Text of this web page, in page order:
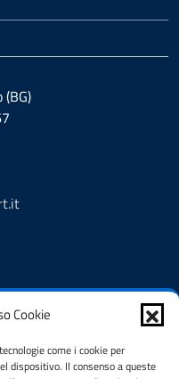
Cookie
come i cookie per
dispositivo. Il consenso a queste